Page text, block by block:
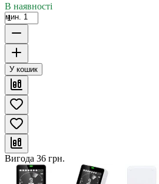
В наявності
мин. 1
У кошик
Вигода 36 грн.